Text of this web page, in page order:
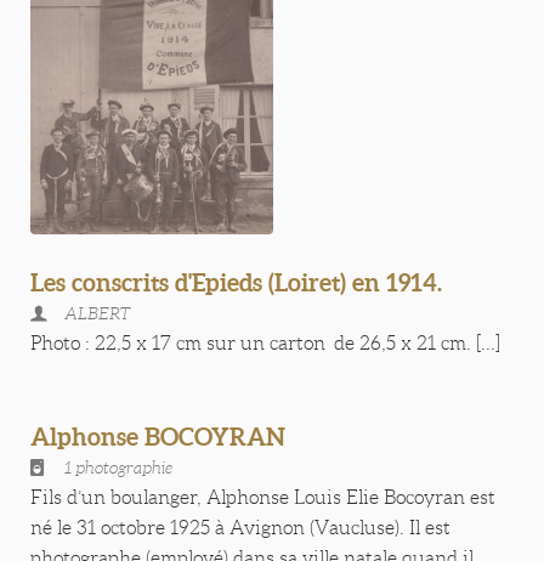
Les conscrits d'Epieds (Loiret) en 1914.
ALBERT
Photo : 22,5 x 17 cm sur un carton de 26,5 x 21 cm. [...]
Alphonse BOCOYRAN
1 photographie
Fils d’un boulanger, Alphonse Louis Elie Bocoyran est
né le 31 octobre 1925 à Avignon (Vaucluse). Il est